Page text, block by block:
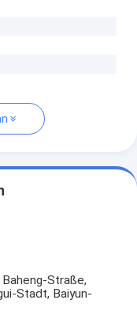
Straße,
Stadt, Baiyun-